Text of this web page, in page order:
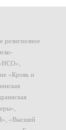
религиозное
«Кровь и
«Высший